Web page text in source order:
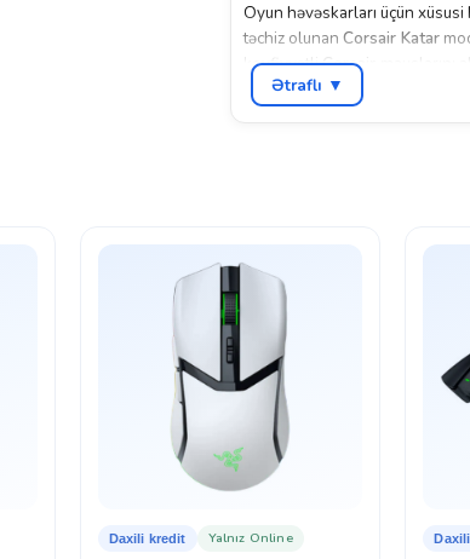
Oyun həvəskarları üçün xüsusi
təchiz olunan Corsair Katar
keyfiyyətliCorsair
Online və ya fiziki olaraq
Daxili kredit və taksitlə 18
gecikməsi və küllü miqdarda
təsdiqləndikdən sonra sizə
Daha çox kompüter sıçanları
Ətraflı ▼
Daxili kredit Yalnız Online